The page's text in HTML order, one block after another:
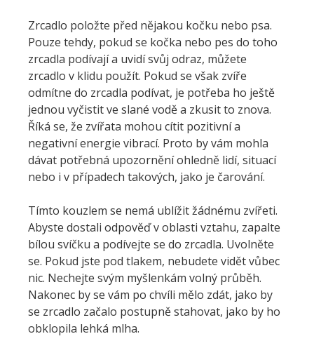
Zrcadlo položte před nějakou kočku nebo psa.
Pouze tehdy, pokud se kočka nebo pes do toho
zrcadla podívají a uvidí svůj odraz, můžete
zrcadlo v klidu použít. Pokud se však zvíře
odmítne do zrcadla podívat, je potřeba ho ještě
jednou vyčistit ve slané vodě a zkusit to znova.
Říká se, že zvířata mohou cítit pozitivní a
negativní energie vibrací. Proto by vám mohla
dávat potřebná upozornění ohledně lidí, situací
nebo i v případech takových, jako je čarování.
Tímto kouzlem se nemá ublížit žádnému zvířeti.
Abyste dostali odpověď v oblasti vztahu, zapalte
bílou svíčku a podívejte se do zrcadla. Uvolněte
se. Pokud jste pod tlakem, nebudete vidět vůbec
nic. Nechejte svým myšlenkám volný průběh.
Nakonec by se vám po chvíli mělo zdát, jako by
se zrcadlo začalo postupně stahovat, jako by ho
obklopila lehká mlha.